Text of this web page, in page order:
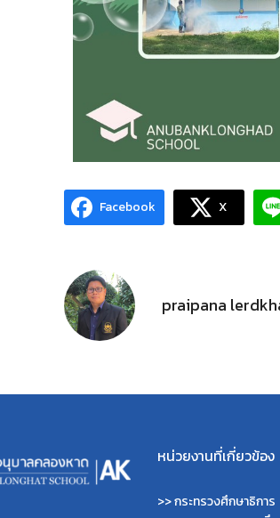
Facebook X
praipana
หน่วยงานที่เกี่ยวข้อง
>>กระทรวงศึกษาธิการ